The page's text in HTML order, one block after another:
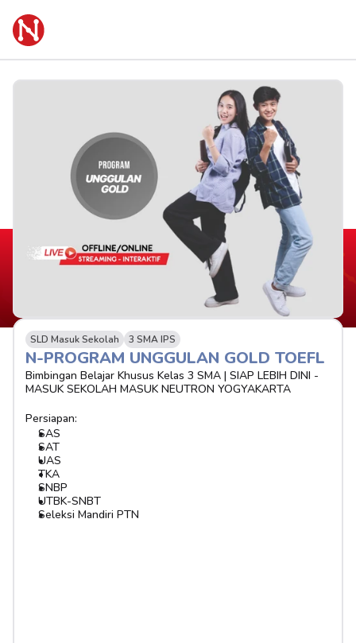
SLD Masuk Sekolah 3 SMA IPS
N-PROGRAM UNGGULAN GOLD TOEFL
Bimbingan Belajar Khusus Kelas 3 SMA | SIAP LEBIH DINI -
MASUK SEKOLAH MASUK NEUTRON YOGYAKARTA
Persiapan:
SAS
SAT
UAS
TKA
SNBP
UTBK-SNBT
Seleksi Mandiri PTN